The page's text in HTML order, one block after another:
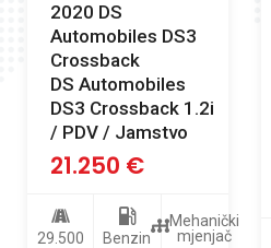
2020 DS
Automobiles DS3
Crossback
DS Automobiles
DS3 Crossback 1.2i
/ PDV / Jamstvo
21.250 €
29.500 Benzin
Mehanički
mjenjač